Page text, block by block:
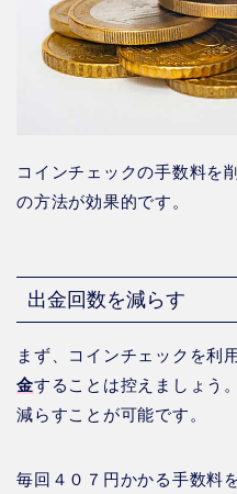
コインチェックの手数料を
の方法が効果的です。
出金回数を減らす
まず、コインチェックを利
金することは控えましょう
減らすことが可能です。
毎回４０７円かかる手数料